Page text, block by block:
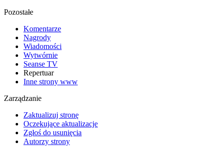
Pozostałe
Komentarze
Nagrody
Wiadomości
Wytwórnie
Seanse TV
Repertuar
Inne strony www
Zarządzanie
Zaktualizuj stronę
Oczekujące aktualizacje
Zgłoś do usunięcia
Autorzy strony